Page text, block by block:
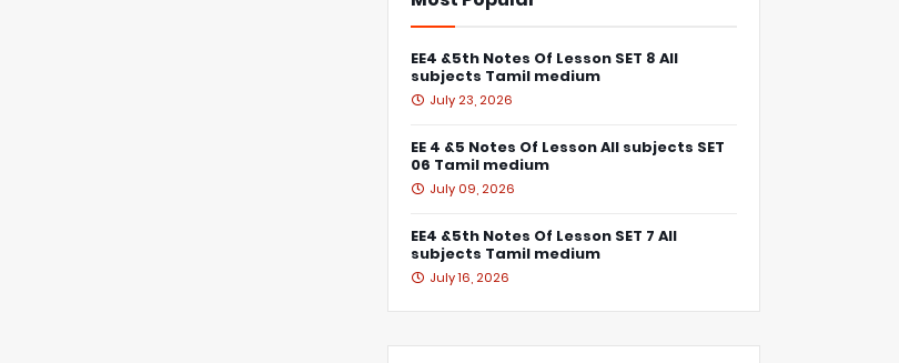
EE4 &5th Notes Of Lesson SET 8 All
subjects Tamil medium
July 23, 2026
EE 4 &5 Notes Of Lesson All subjects SET
06 Tamil medium
July 09, 2026
EE4 &5th Notes Of Lesson SET 7 All
subjects Tamil medium
July 16, 2026